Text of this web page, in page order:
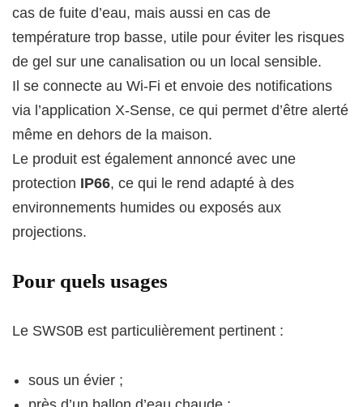
cas de fuite d’eau, mais aussi en cas de
température trop basse, utile pour éviter les risques
de gel sur une canalisation ou un local sensible.
Il se connecte au Wi‑Fi et envoie des notifications
via l’application X-Sense, ce qui permet d’être alerté
même en dehors de la maison.
Le produit est également annoncé avec une
protection IP66, ce qui le rend adapté à des
environnements humides ou exposés aux
projections.
Pour quels usages
Le SWS0B est particulièrement pertinent :
sous un évier ;